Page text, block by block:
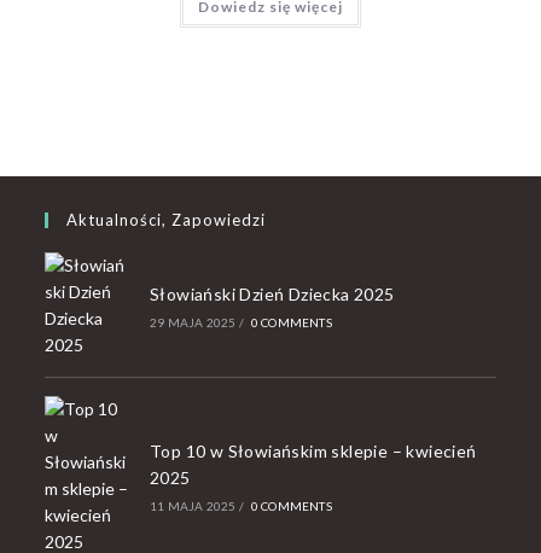
Dowiedz się więcej
Aktualności, Zapowiedzi
Słowiański Dzień Dziecka 2025
29 MAJA 2025 / 0 COMMENTS
Top 10 w Słowiańskim sklepie – kwiecień
2025
11 MAJA 2025 / 0 COMMENTS